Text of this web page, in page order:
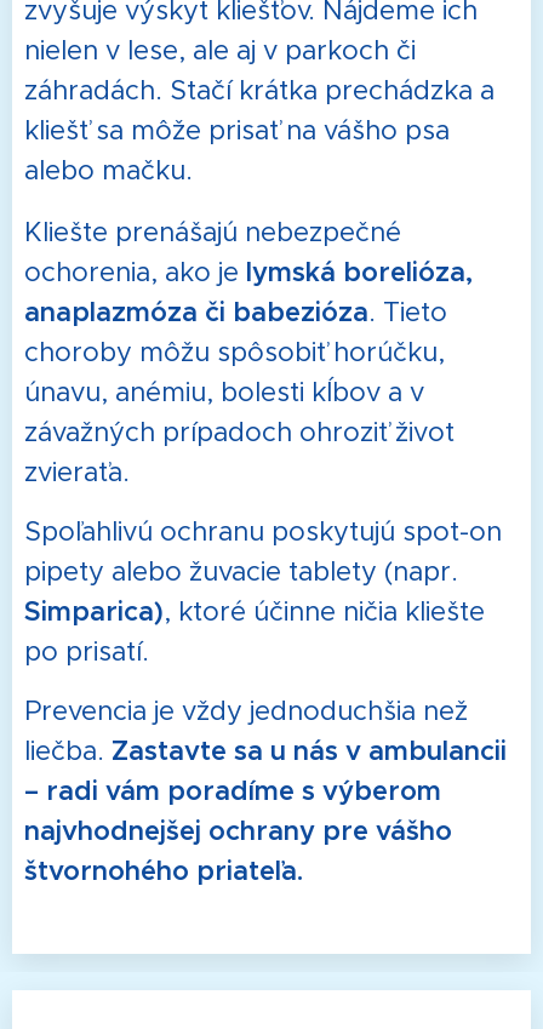
zvyšuje výskyt kliešťov. Nájdeme ich
nielen v lese, ale aj v parkoch či
záhradách. Stačí krátka prechádzka a
kliešť sa môže prisať na vášho psa
alebo mačku.
Kliešte prenášajú nebezpečné
ochorenia, ako je lymská borelióza,
anaplazmóza či babezióza. Tieto
choroby môžu spôsobiť horúčku,
únavu, anémiu, bolesti kĺbov a v
závažných prípadoch ohroziť život
zvieraťa.
Spoľahlivú ochranu poskytujú spot-on
pipety alebo žuvacie tablety (napr.
Simparica), ktoré účinne ničia kliešte
po prisatí.
Prevencia je vždy jednoduchšia než
liečba. Zastavte sa u nás v ambulancii
– radi vám poradíme s výberom
najvhodnejšej ochrany pre vášho
štvornohého priateľa.